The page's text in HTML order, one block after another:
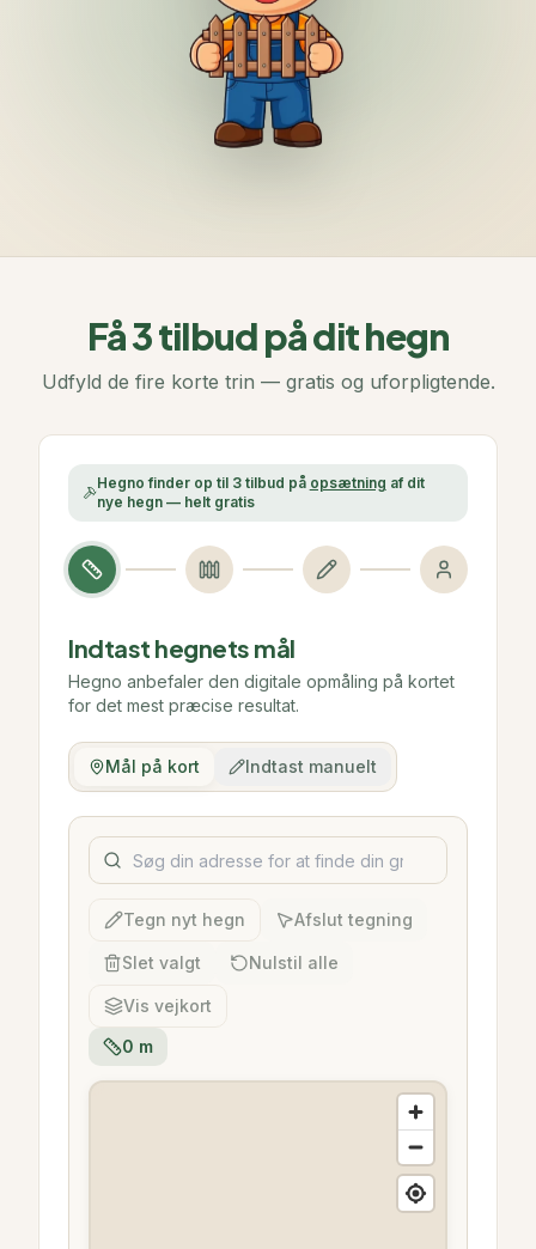
Få 3 tilbud på dit hegn
Udfyld de fire korte trin — gratis og uforpligtende.
Hegno finder op til 3 tilbud på opsætning af dit
nye hegn — helt gratis
Indtast hegnets mål
Hegno anbefaler den digitale opmåling på kortet
for det mest præcise resultat.
Mål på kort Indtast manuelt
Tegn nyt hegn Afslut tegning
Slet valgt Nulstil alle
Vis vejkort
0 m